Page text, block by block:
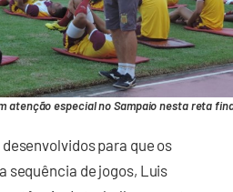
atenção especial no Sampaio nesta reta
para que os
sequência de jogos, Luis